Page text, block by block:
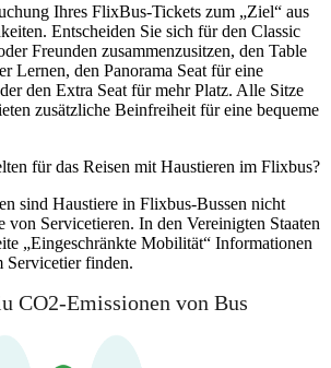
Ihres FlixBus-Tickets zum „Ziel“ aus
Entscheiden Sie sich für den Classic
Freunden zusammenzusitzen, den Table
Lernen, den Panorama Seat für eine
den Extra Seat für mehr Platz. Alle Sitze
zusätzliche Beinfreiheit für eine bequeme
für das Reisen mit Haustieren im Flixbus?
sind Haustiere in Flixbus-Bussen nicht
von Servicetieren. In den Vereinigten Staaten
„Eingeschränkte Mobilität“ Informationen
Servicetier finden.
CO2-Emissionen von Bus